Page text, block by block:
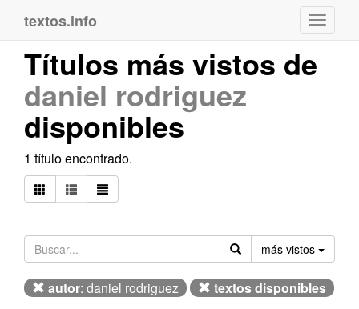
textos.info
Títulos más vistos de
daniel rodriguez
disponibles
1 título encontrado.
más vistos
autor: daniel rodriguez textos disponibles